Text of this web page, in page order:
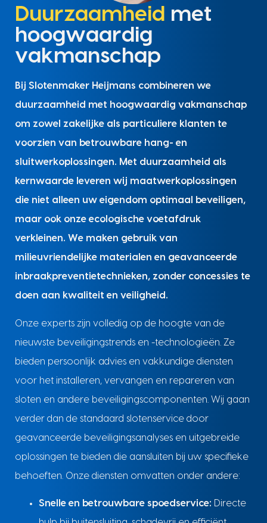
Duurzaamheid met
hoogwaardig
vakmanschap
Bij Slotenmaker Heijmans combineren we
duurzaamheid met hoogwaardig vakmanschap
om zowel zakelijke als particuliere klanten te
voorzien van betrouwbare hang- en
sluitwerkoplossingen. Met duurzaamheid als
kernwaarde leveren wij maatwerkoplossingen
die niet alleen uw eigendom optimaal beveiligen,
maar ook onze ecologische voetafdruk
verkleinen. We maken gebruik van
milieuvriendelijke materialen en geavanceerde
inbraakpreventietechnieken, zonder concessies te
doen aan kwaliteit en veiligheid.
Onze experts zijn volledig op de hoogte van de
nieuwste beveiligingstrends en -technologieën. Ze
bieden persoonlijk advies en vakkundige diensten
voor het installeren, vervangen en repareren van
sloten en andere beveiligingscomponenten. Wij gaan
verder dan de standaard slotenservice door
geavanceerde beveiligingsanalyses en uitgebreide
oplossingen te bieden die aansluiten bij uw specifieke
behoeften. Onze diensten omvatten onder andere:
Snelle en betrouwbare spoedservice: Directe